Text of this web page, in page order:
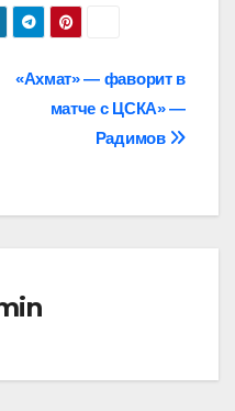
«Ахмат» — фаворит в
матче с ЦСКА» —
Радимов